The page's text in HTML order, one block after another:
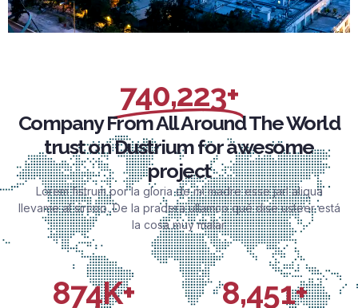
740,223+
Company From All Around The World
trust on Dustrium for awesome
project
Lorem fistrum por la gloria de mi madre esse jarl aliqua
llevame al sircoo. De la pradera ullamco qué dise usteer está
la cosa muy malar.
874K+ 8,451+